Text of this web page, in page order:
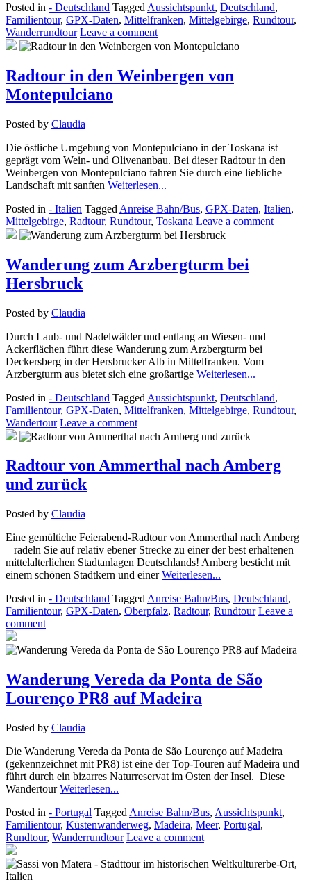
Posted in - Deutschland Tagged Aussichtspunkt, Deutschland,
Familientour, GPX-Daten, Mittelfranken, Mittelgebirge, Rundtour,
Wanderrundtour Leave a comment
Radtour in den Weinbergen von
Montepulciano
Posted by Claudia
Die östliche Umgebung von Montepulciano in der Toskana ist
geprägt vom Wein- und Olivenanbau. Bei dieser Radtour in den
Weinbergen von Montepulciano fahren Sie durch eine liebliche
Landschaft mit sanften Weiterlesen...
Posted in - Italien Tagged Anreise Bahn/Bus, GPX-Daten, Italien,
Mittelgebirge, Radtour, Rundtour, Toskana Leave a comment
Wanderung zum Arzbergturm bei
Hersbruck
Posted by Claudia
Durch Laub- und Nadelwälder und entlang an Wiesen- und
Ackerflächen führt diese Wanderung zum Arzbergturm bei
Deckersberg in der Hersbrucker Alb in Mittelfranken. Vom
Arzbergturm aus bietet sich eine großartige Weiterlesen...
Posted in - Deutschland Tagged Aussichtspunkt, Deutschland,
Familientour, GPX-Daten, Mittelfranken, Mittelgebirge, Rundtour,
Wandertour Leave a comment
Radtour von Ammerthal nach Amberg
und zurück
Posted by Claudia
Eine gemültiche Feierabend-Radtour von Ammerthal nach Amberg
– radeln Sie auf relativ ebener Strecke zu einer der best erhaltenen
mittelalterlichen Stadtanlagen Deutschlands! Amberg besticht mit
einem schönen Stadtkern und einerWeiterlesen...
Posted in - Deutschland Tagged Anreise Bahn/Bus, Deutschland,
Familientour, GPX-Daten, Oberpfalz, Radtour, Rundtour Leave a
comment
Wanderung Vereda da Ponta de São
Lourenço PR8 auf Madeira
Posted by Claudia
Die Wanderung Vereda da Ponta de São Lourenço auf Madeira
(gekennzeichnet mit PR8) ist eine der Top-Touren auf Madeira und
führt durch ein bizarres Naturreservat im Osten der Insel. Diese
WandertourWeiterlesen...
Posted in - Portugal Tagged Anreise Bahn/Bus, Aussichtspunkt,
Familientour, Küstenwanderweg, Madeira, Meer, Portugal,
Rundtour, Wanderrundtour Leave a comment